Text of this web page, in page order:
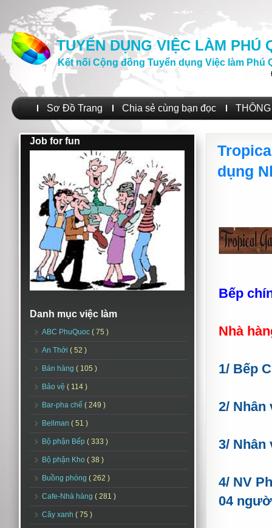
TUYỂN DỤNG VIỆC LÀM PHÚ
Kết nối Cộng đồng Tuyển dụng Việc làm Phú
Sơ Đồ Trang Chia sẻ cùng bạn đọc
Job for fun
Danh mục việc làm
ABC PhuQuoc ( 75 )
An Thới ( 52 )
Bán hàng ( 105 )
Bảo vệ ( 114 )
Bar-pha chế ( 249 )
Bellman ( 51 )
Bộ phận Bếp ( 333 )
Bộ phận Kho ( 38 )
Buồng phòng ( 262 )
Cafe-Nhà hàng ( 281 )
Cây xanh ( 75 )
dụng
Bếp
Nhà
1/ Bếp
2/ Nhân
3/
4/ NV
04